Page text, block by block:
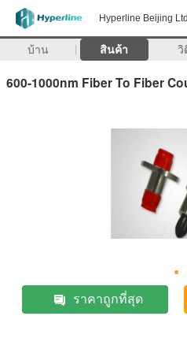
Hyperline Beijing
บ้าน สินค้า วิ
600-1000nm Fiber To Fiber
ราคาถูกที่สุด